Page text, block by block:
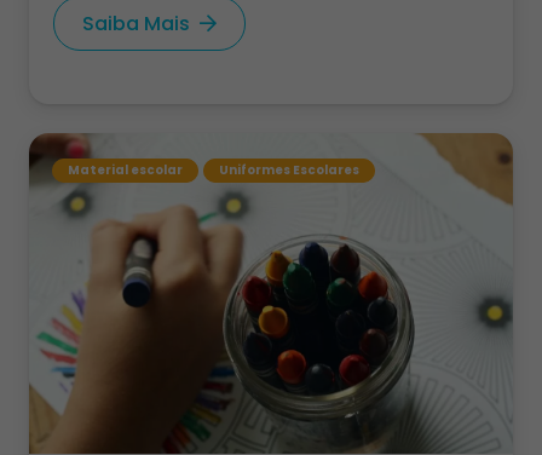
Saiba Mais
Material escolar Uniformes Escolares